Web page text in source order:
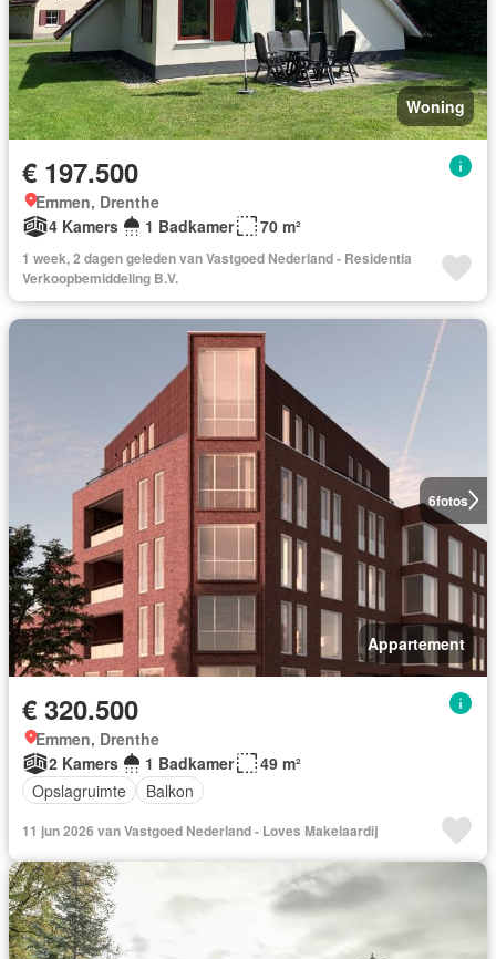
Woning
€ 197.500
Emmen, Drenthe
4 Kamers
1 Badkamer 70 m²
1 week, 2 dagen geleden van Vastgoed Nederland - Residentia
Verkoopbemiddeling B.V.
6fotos
Appartement
€ 320.500
Emmen, Drenthe
2 Kamers
1 Badkamer
49 m²
Opslagruimte
Balkon
11 jun 2026 van Vastgoed Nederland - Loves Makelaardij